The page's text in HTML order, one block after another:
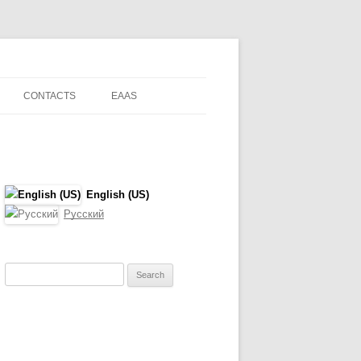
CONTACTS EAAS
English (US)
Русский